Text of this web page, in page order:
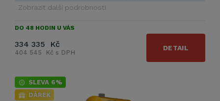
Zobrazit další podrobnosti
DO 48 HODIN U VÁS
334 335 Kč
404 545 Kč s DPH
DETAIL
SLEVA 6%
DÁREK